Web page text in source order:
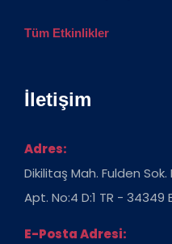
Tüm Etkinlikler
İletişim
Adres:
Dikilitaş Mah. Fulden Sok.
Apt. No:4 D:1 TR -
E-Posta Adresi: